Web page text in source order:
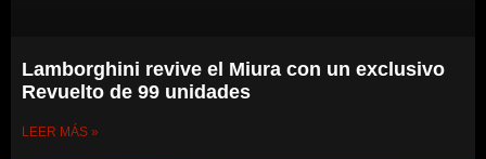
Lamborghini revive el Miura con un exclusivo
Revuelto de 99 unidades
LEER MÁS »